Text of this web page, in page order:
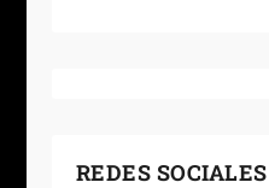
REDES SOCIALES